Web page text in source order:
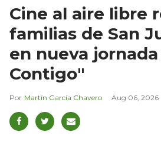
Cine al aire libre
familias de San
en nueva
Contigo"
Martín García Chavero Aug 06, 2026